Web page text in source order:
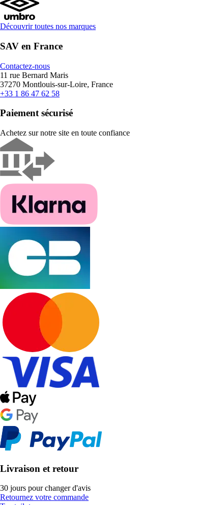
Découvrir toutes nos marques
SAV en France
Contactez-nous
11 rue Bernard Maris
37270 Montlouis-sur-Loire, France
+33 1 86 47 62 58
Paiement sécurisé
Achetez sur notre site en toute confiance
Livraison et retour
30 jours pour changer d'avis
Retournez votre commande